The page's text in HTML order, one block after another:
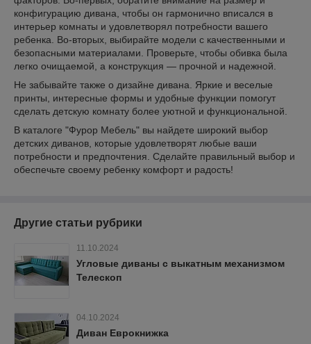
конфигурацию дивана, чтобы он гармонично вписался в
интерьер комнаты и удовлетворял потребности вашего
ребенка. Во-вторых, выбирайте модели с качественными и
безопасными материалами. Проверьте, чтобы обивка была
легко очищаемой, а конструкция — прочной и надежной.
Не забывайте также о дизайне дивана. Яркие и веселые
принты, интересные формы и удобные функции помогут
сделать детскую комнату более уютной и функциональной.
В каталоге "Фурор Мебель" вы найдете широкий выбор
детских диванов, которые удовлетворят любые ваши
потребности и предпочтения. Сделайте правильный выбор и
обеспечьте своему ребенку комфорт и радость!
Другие статьи рубрики
11.10.2024
Угловые диваны с выкатным механизмом
Телескоп
04.10.2024
Диван Еврокнижка